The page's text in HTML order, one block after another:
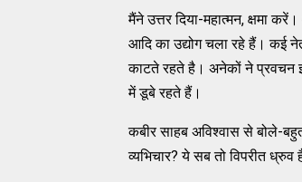
मैंने उत्तर दिया-महात्मन, क्षमा
आदि का उद्योग चला रहे हैं। कई
काटते रहते है। अनेकों ने प्रवचन
में डूबे रहते हैं।
कबीर साहब अविश्वास से बोले-
व्यभिचार? ये सब तो विपरीत ध्रुव